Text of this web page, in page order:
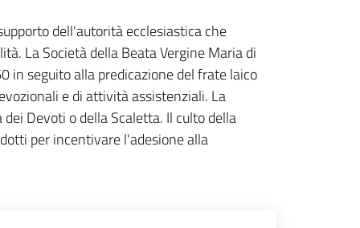
dell'autorità ecclesiastica che
La Società della Beata Vergine Maria di
in seguito alla predicazione del frate laico
e di attività assistenziali. La
Devoti o della Scaletta. Il culto della
per incentivare l'adesione alla